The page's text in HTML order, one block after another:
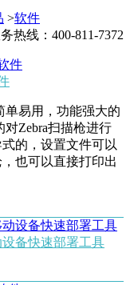
>软件
热线：400-811-7372
易用，功能强大的
对Zebra扫描枪进行
的，设置文件可以
，也可以直接打印出
设备快速部署工具